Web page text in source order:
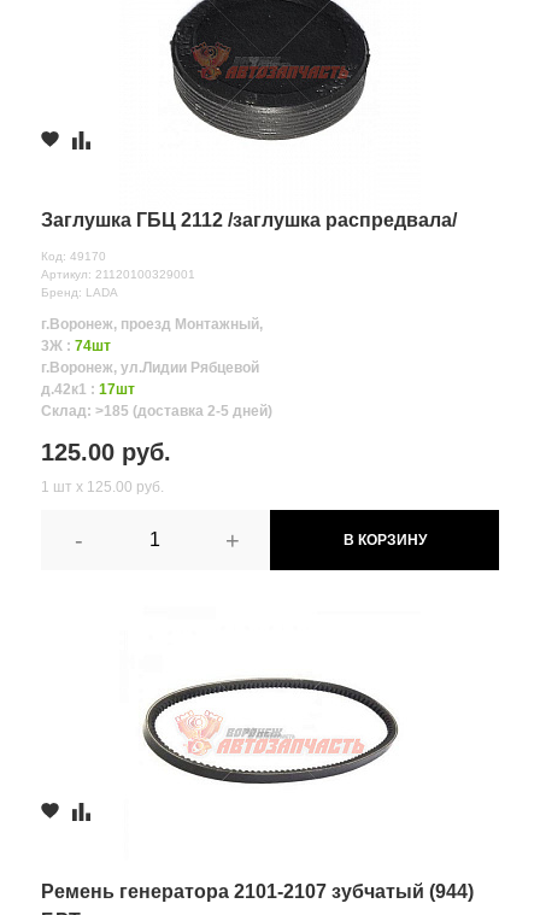
Заглушка ГБЦ 2112 /заглушка распредвала/
Код: 49170
Артикул: 21120100329001
Бренд: LADA
г.Воронеж, проезд Монтажный,
3Ж : 74шт
г.Воронеж, ул.Лидии Рябцевой
д.42к1 : 17шт
Склад: >185 (доставка 2-5 дней)
125.00 руб.
1 шт х 125.00 руб.
- + В КОРЗИНУ
Ремень генератора 2101-2107 зубчатый (944)